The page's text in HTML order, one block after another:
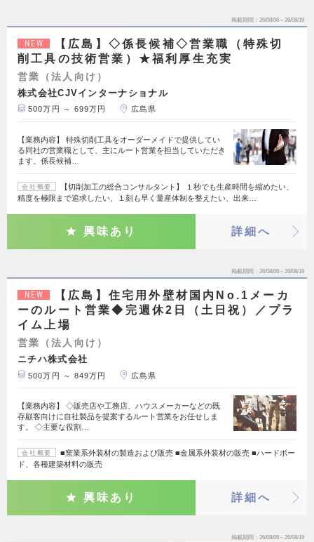
掲載期間 26/08/06～26/08/19
NEW
【広島】◇係長候補◇営業職（特殊切
削工具の技術営業）★福利厚生充実
営業（法人向け）
株式会社CJVインターナショナル
500万円 ～ 699万円 広島県
【業務内容】 特殊切削工具をオーダーメイドで提供してい
る同社の営業職として、主にルート営業を担当していただき
ます。係長候補…
会社概要
【切削加工の総合コンサルタント】 １秒でも生産時間を縮めたい、
精度を極限まで追求したい、１刻も早く量産体制を整えたい、出来…
興味あり 詳細へ
掲載期間 26/08/06～26/08/19
NEW
【広島】住宅用外壁材国内No.1メーカ
ーのルート営業◆完週休2日（土日祝）／プラ
イム上場
営業（法人向け）
ニチハ株式会社
500万円 ～ 849万円 広島県
【業務内容】 ◇販売店や工務店、ハウスメーカーなどの既
存顧客向けに自社製品を提案するルート営業をお任せしま
す。 ◇主要な役割…
会社概要
■窯業系外装材の製造および販売 ■金属系外装材の販売 ■ハードボー
ド、各種建築材料の販売
興味あり 詳細へ
掲載期間 26/08/06～26/08/19